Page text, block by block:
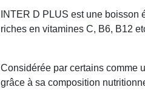
INTER D PLUS est une boisson
riches en vitamines C, B6, B12
Considérée par certains comme
grâce à sa composition